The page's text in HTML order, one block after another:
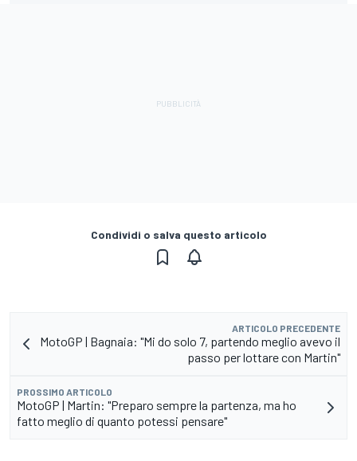
Condividi o salva questo articolo
ARTICOLO PRECEDENTE
MotoGP | Bagnaia: "Mi do solo 7, partendo meglio avevo il
passo per lottare con Martin"
PROSSIMO ARTICOLO
MotoGP | Martin: "Preparo sempre la partenza, ma ho
fatto meglio di quanto potessi pensare"